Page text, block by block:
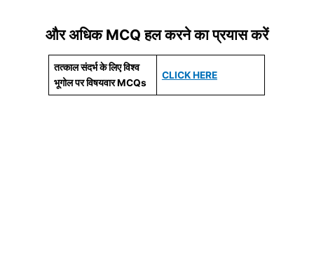
और अधिक MCQ हल करने का प्रयास करें
तत्काल संदर्भ के लिए विश्व
भूगोल पर विषयवार MCQs
CLICK HERE